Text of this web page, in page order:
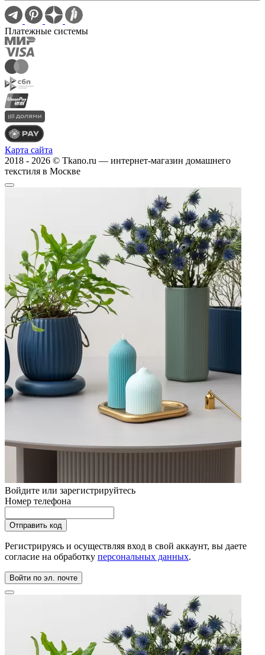
Платежные системы
Карта сайта
2018 - 2026 © Tkano.ru — интернет-магазин домашнего
текстиля в Москве
Войдите или зарегистрируйтесь
Номер телефона
Регистрируясь и осуществляя вход в свой аккаунт, вы даете
согласие на обработку персональных данных.
Войти по эл. почте